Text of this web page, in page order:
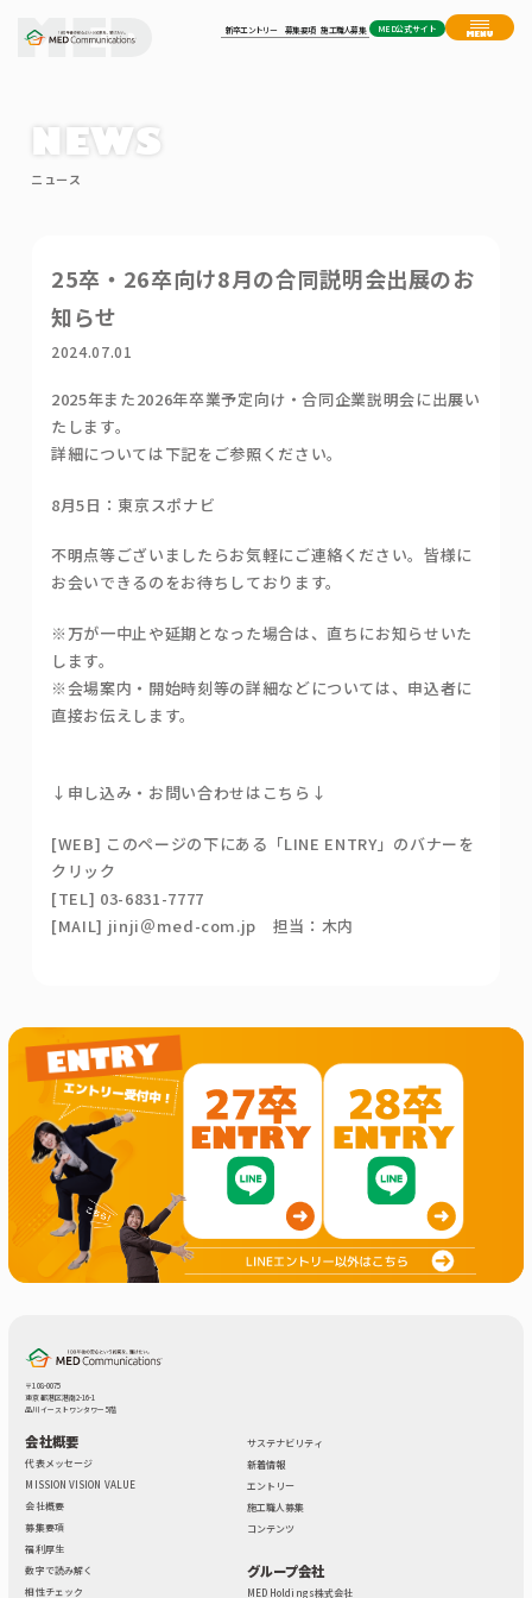
新卒エントリー 募集要項 施工職人募集 MED公式サイト
NEWS
ニュース
25卒・26卒向け8月の合同説明会出展のお
知らせ
2024.07.01
2025年また2026年卒業予定向け・合同企業説明会に出展い
たします。
詳細については下記をご参照ください。
8月5日：東京スポナビ
不明点等ございましたらお気軽にご連絡ください。皆様に
お会いできるのをお待ちしております。
※万が一中止や延期となった場合は、直ちにお知らせいた
します。
※会場案内・開始時刻等の詳細などについては、申込者に
直接お伝えします。
↓申し込み・お問い合わせはこちら↓
[WEB] このページの下にある「LINE ENTRY」のバナーを
クリック
[TEL] 03-6831-7777
[MAIL] jinji＠med-com.jp 担当：木内
〒108-0075
東京都港区港南2-16-1
品川イーストワンタワー 5階
会社概要
代表メッセージ
MISSION VISION VALUE
会社概要
募集要項
福利厚生
数字で読み解く
相性チェック
サステナビリティ
新着情報
エントリー
施工職人募集
コンテンツ
グループ会社
MED Holdings株式会社